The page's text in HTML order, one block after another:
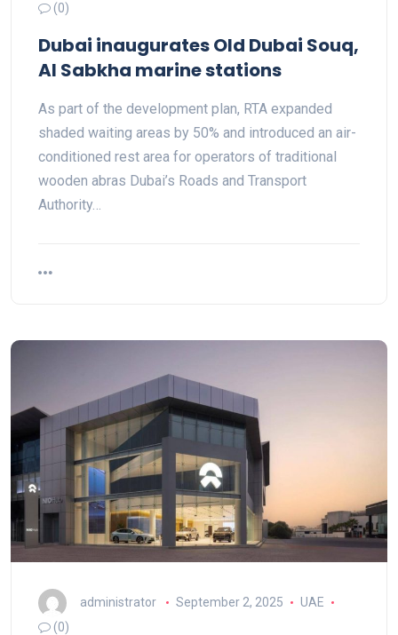
(0)
Dubai inaugurates Old Dubai Souq,
Al Sabkha marine stations
As part of the development plan, RTA expanded
shaded waiting areas by 50% and introduced an air-
conditioned rest area for operators of traditional
wooden abras Dubai’s Roads and Transport
Authority…
administrator September 2, 2025
UAE
(0)